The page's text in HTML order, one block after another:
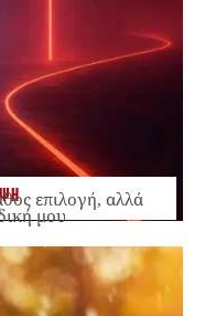
επιλογή, αλλά
μου